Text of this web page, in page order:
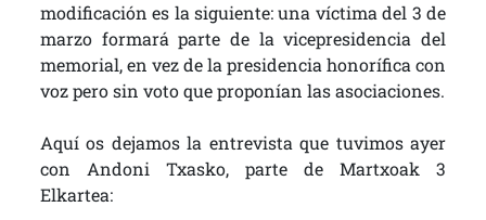
modificación es la siguiente: una víctima del 3 de
marzo formará parte de la vicepresidencia del
memorial, en vez de la presidencia honorífica con
voz pero sin voto que proponían las asociaciones.
Aquí os dejamos la entrevista que tuvimos ayer
con Andoni Txasko, parte de Martxoak 3
Elkartea: